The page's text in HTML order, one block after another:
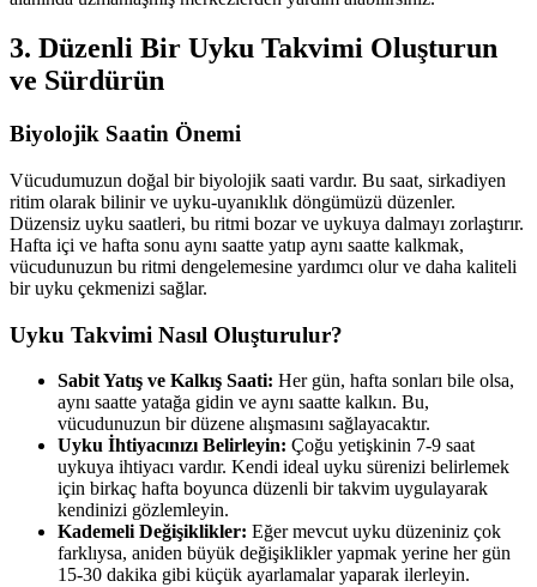
3. Düzenli Bir Uyku Takvimi Oluşturun
ve Sürdürün
Biyolojik Saatin Önemi
Vücudumuzun doğal bir biyolojik saati vardır. Bu saat, sirkadiyen
ritim olarak bilinir ve uyku-uyanıklık döngümüzü düzenler.
Düzensiz uyku saatleri, bu ritmi bozar ve uykuya dalmayı zorlaştırır.
Hafta içi ve hafta sonu aynı saatte yatıp aynı saatte kalkmak,
vücudunuzun bu ritmi dengelemesine yardımcı olur ve daha kaliteli
bir uyku çekmenizi sağlar.
Uyku Takvimi Nasıl Oluşturulur?
Sabit Yatış ve Kalkış Saati: Her gün, hafta sonları bile olsa,
aynı saatte yatağa gidin ve aynı saatte kalkın. Bu,
vücudunuzun bir düzene alışmasını sağlayacaktır.
Uyku İhtiyacınızı Belirleyin: Çoğu yetişkinin 7-9 saat
uykuya ihtiyacı vardır. Kendi ideal uyku sürenizi belirlemek
için birkaç hafta boyunca düzenli bir takvim uygulayarak
kendinizi gözlemleyin.
Kademeli Değişiklikler: Eğer mevcut uyku düzeniniz çok
farklıysa, aniden büyük değişiklikler yapmak yerine her gün
15-30 dakika gibi küçük ayarlamalar yaparak ilerleyin.